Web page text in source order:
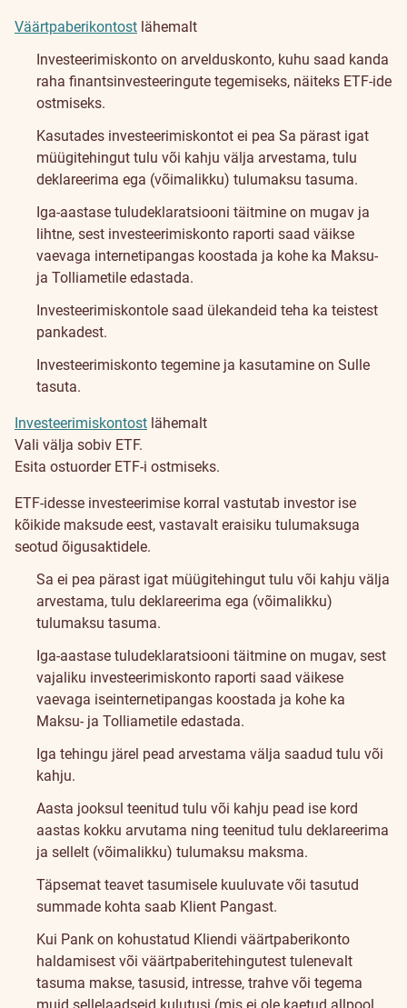
Väärtpaberikontost lähemalt
Investeerimiskonto on arvelduskonto, kuhu saad kanda
raha finantsinvesteeringute tegemiseks, näiteks ETF-ide
ostmiseks.
Kasutades investeerimiskontot ei pea Sa pärast igat
müügitehingut tulu või kahju välja arvestama, tulu
deklareerima ega (võimalikku) tulumaksu tasuma.
Iga-aastase tuludeklaratsiooni täitmine on mugav ja
lihtne, sest investeerimiskonto raporti saad väikse
vaevaga internetipangas koostada ja kohe ka Maksu-
ja Tolliametile edastada.
Investeerimiskontole saad ülekandeid teha ka teistest
pankadest.
Investeerimiskonto tegemine ja kasutamine on Sulle
tasuta.
Investeerimiskontost lähemalt
Vali välja sobiv ETF.
Esita ostuorder ETF-i ostmiseks.
Maksustamine
ja
hinnad
ETF-idesse investeerimise korral vastutab investor ise
kõikide maksude eest, vastavalt eraisiku tulumaksuga
seotud õigusaktidele.
Sa ei pea pärast igat müügitehingut tulu või kahju välja
arvestama, tulu deklareerima ega (võimalikku)
tulumaksu tasuma.
Iga-aastase tuludeklaratsiooni täitmine on mugav, sest
vajaliku investeerimiskonto raporti saad väikese
vaevaga iseinternetipangas koostada ja kohe ka
Maksu- ja Tolliametile edastada.
Iga tehingu järel pead arvestama välja saadud tulu või
kahju.
Aasta jooksul teenitud tulu või kahju pead ise kord
aastas kokku arvutama ning teenitud tulu deklareerima
ja sellelt (võimalikku) tulumaksu maksma.
Täpsemat teavet tasumisele kuuluvate või tasutud
summade kohta saab Klient Pangast.
Kui Pank on kohustatud Kliendi väärtpaberikonto
haldamisest või väärtpaberitehingutest tulenevalt
tasuma makse, tasusid, intresse, trahve või tegema